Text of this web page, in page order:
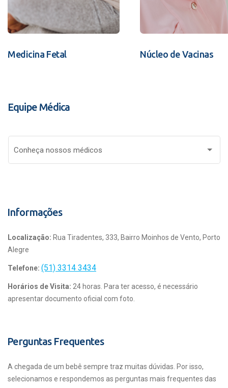
Medicina Fetal Núcleo de Vacinas
Equipe Médica
Conheça nossos médicos
Informações
Localização: Rua Tiradentes, 333, Bairro Moinhos de Vento, Porto
Alegre
Telefone: (51) 3314 3434
Horários de Visita: 24 horas. Para ter acesso, é necessário
apresentar documento oficial com foto.
Perguntas Frequentes
A chegada de um bebê sempre traz muitas dúvidas. Por isso,
selecionamos e respondemos as perguntas mais frequentes das